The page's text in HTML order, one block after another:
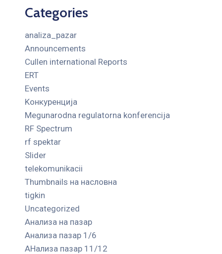
Categories
analiza_pazar
Announcements
Cullen international Reports
ERT
Events
Kонкуренција
Megunarodna regulatorna konferencija
RF Spectrum
rf spektar
Slider
telekomunikacii
Thumbnails на насловна
tigkin
Uncategorized
Анализа на пазар
Анализа пазар 1/6
АНализа пазар 11/12